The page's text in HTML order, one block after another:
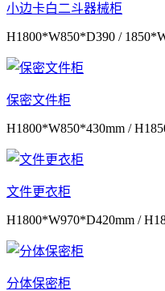
小边卡白二斗器械柜
H1800*W850*D390 /
保密文件柜
H1800*W850*430mm /
文件更衣柜
H1800*W970*D420mm /
分体保密柜